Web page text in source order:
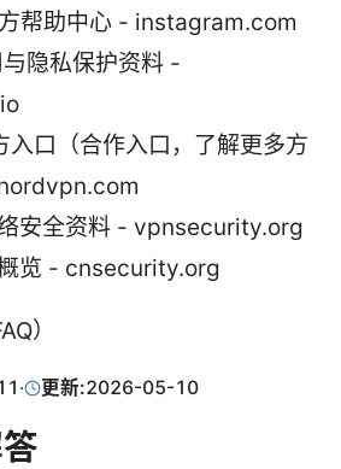
帮助中心 - instagram.com
隐私保护资料 -
入口（合作入口，了解更多方
安全资料 - vpnsecurity.org
览 - cnsecurity.org
）
· 更新:2026-05-10